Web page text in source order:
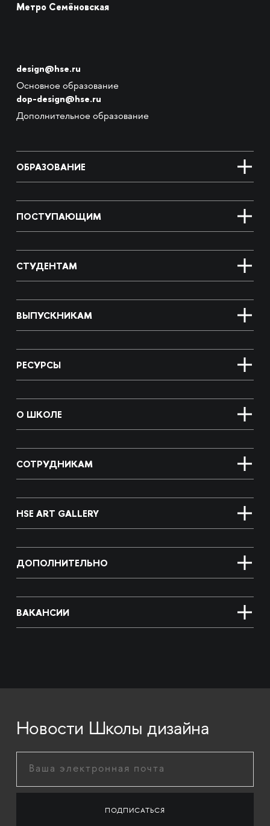
Метро Семёновская
design@hse.ru
Основное образование
dop-design@hse.ru
Дополнительное образование
ОБРАЗОВАНИЕ
ПОСТУПАЮЩИМ
СТУДЕНТАМ
ВЫПУСКНИКАМ
РЕСУРСЫ
О ШКОЛЕ
СОТРУДНИКАМ
HSE ART GALLERY
ДОПОЛНИТЕЛЬНО
ВАКАНСИИ
Новости Школы дизайна